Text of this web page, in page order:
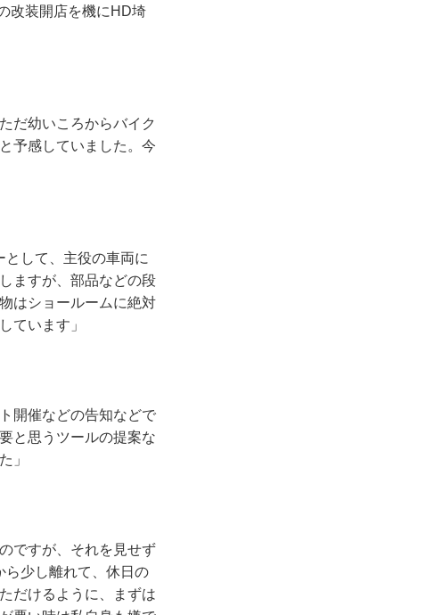
改装開店を機にHD埼
だ幼いころからバイク
予感していました。今
として、主役の車両に
ますが、部品などの段
はショールームに絶対
ています」
開催などの告知などで
と思うツールの提案な
」
ですが、それを見せず
ら少し離れて、休日の
だけるように、まずは